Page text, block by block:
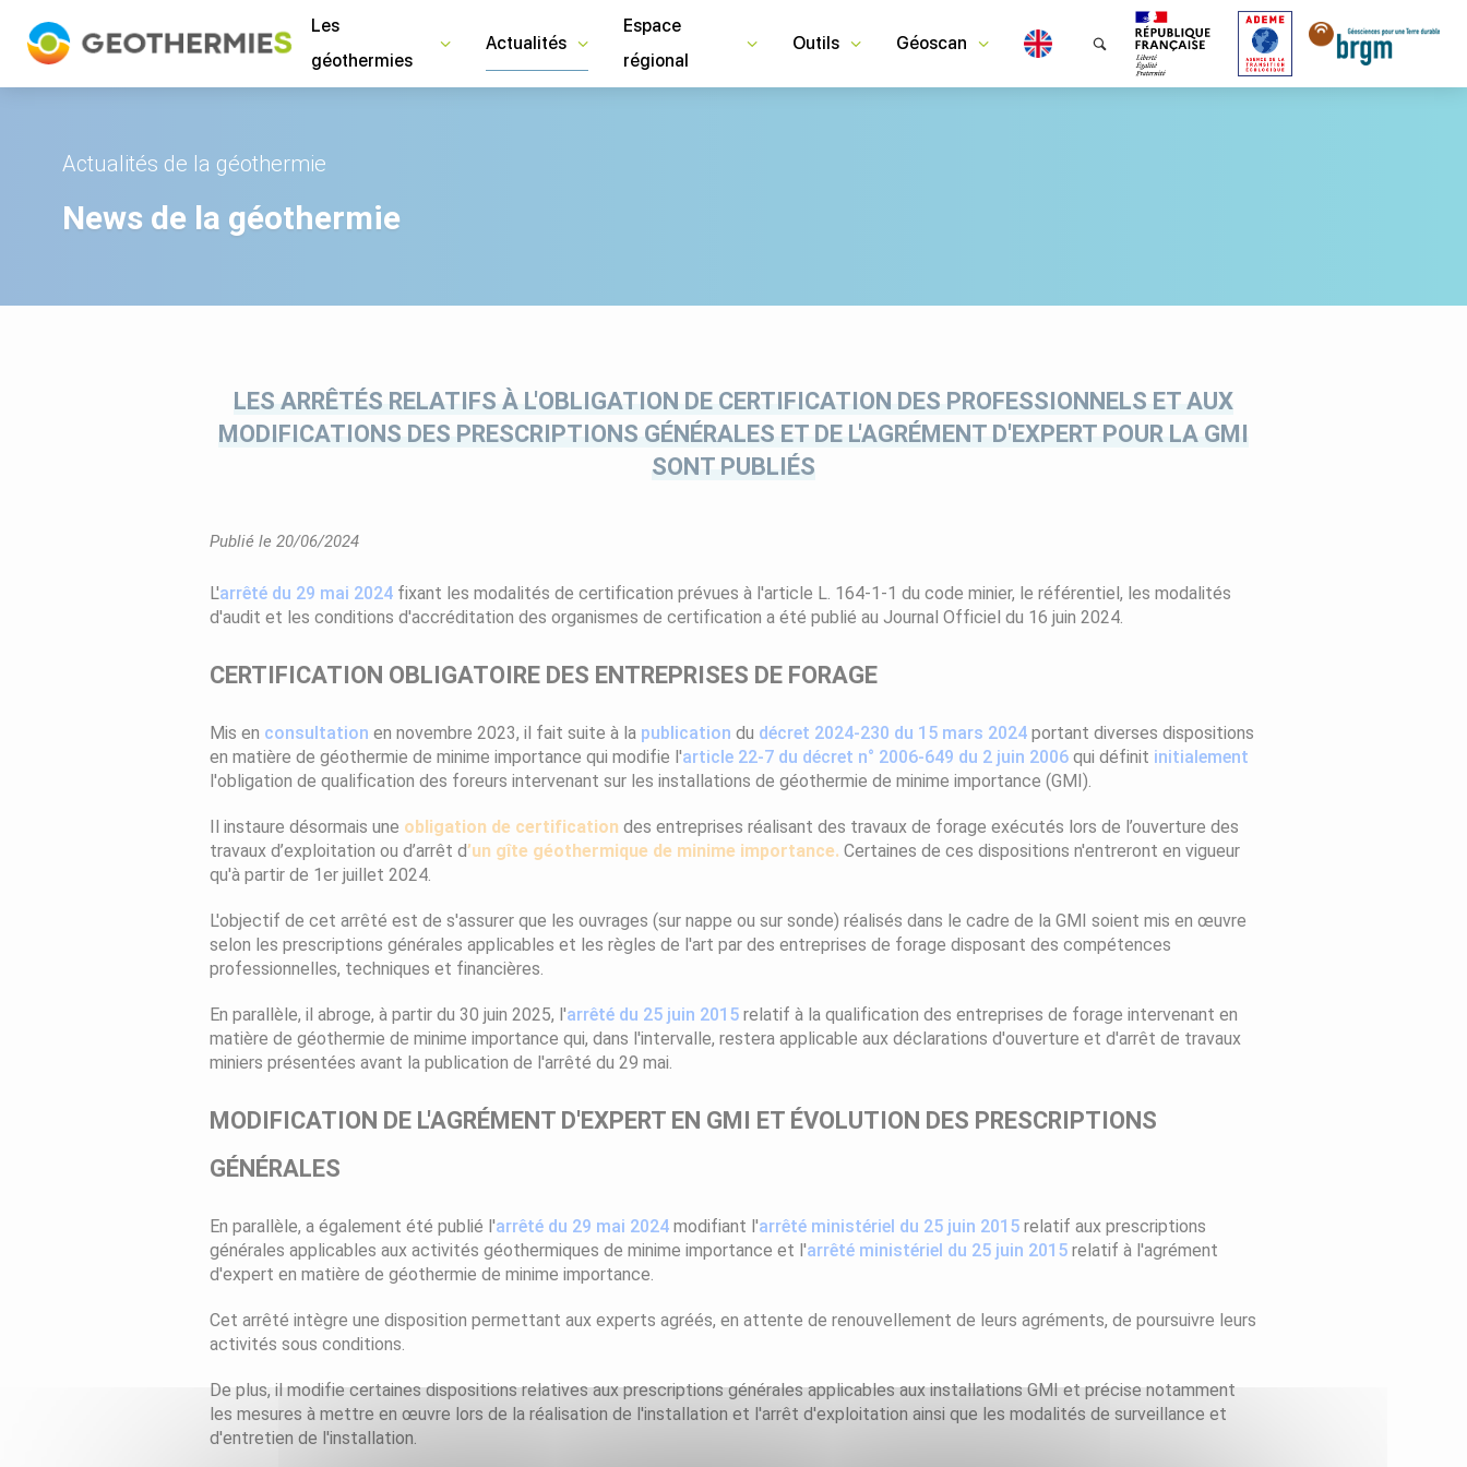
Les
géothermies
Actualités
Espace
régional
Outils Géoscan
Actualités de la géothermie
News de la géothermie
LES ARRÊTÉS RELATIFS À L'OBLIGATION DE CERTIFICATION DES PROFESSIONNELS ET AUX
MODIFICATIONS DES PRESCRIPTIONS GÉNÉRALES ET DE L'AGRÉMENT D'EXPERT POUR LA GMI
SONT PUBLIÉS
Publié le 20/06/2024
L'arrêté du 29 mai 2024 fixant les modalités de certification prévues à l'article L. 164-1-1 du code minier, le référentiel, les modalités
d'audit et les conditions d'accréditation des organismes de certification a été publié au Journal Officiel du 16 juin 2024.
CERTIFICATION OBLIGATOIRE DES ENTREPRISES DE FORAGE
Mis en consultation en novembre 2023, il fait suite à la publication du décret 2024-230 du 15 mars 2024 portant diverses dispositions
en matière de géothermie de minime importance qui modifie l'article 22-7 du décret n° 2006-649 du 2 juin 2006 qui définit initialement
l'obligation de qualification des foreurs intervenant sur les installations de géothermie de minime importance (GMI).
Il instaure désormais une obligation de certification des entreprises réalisant des travaux de forage exécutés lors de l’ouverture des
travaux d’exploitation ou d’arrêt d’un gîte géothermique de minime importance. Certaines de ces dispositions n'entreront en vigueur
qu'à partir de 1er juillet 2024.
L'objectif de cet arrêté est de s'assurer que les ouvrages (sur nappe ou sur sonde) réalisés dans le cadre de la GMI soient mis en œuvre
selon les prescriptions générales applicables et les règles de l'art par des entreprises de forage disposant des compétences
professionnelles, techniques et financières.
En parallèle, il abroge, à partir du 30 juin 2025, l'arrêté du 25 juin 2015 relatif à la qualification des entreprises de forage intervenant en
matière de géothermie de minime importance qui, dans l'intervalle, restera applicable aux déclarations d'ouverture et d'arrêt de travaux
miniers présentées avant la publication de l'arrêté du 29 mai.
MODIFICATION DE L'AGRÉMENT D'EXPERT EN GMI ET ÉVOLUTION DES PRESCRIPTIONS
GÉNÉRALES
En parallèle, a également été publié l'arrêté du 29 mai 2024 modifiant l'arrêté ministériel du 25 juin 2015 relatif aux prescriptions
générales applicables aux activités géothermiques de minime importance et l'arrêté ministériel du 25 juin 2015 relatif à l'agrément
d'expert en matière de géothermie de minime importance.
Cet arrêté intègre une disposition permettant aux experts agréés, en attente de renouvellement de leurs agréments, de poursuivre leurs
activités sous conditions.
De plus, il modifie certaines dispositions relatives aux prescriptions générales applicables aux installations GMI et précise notamment
les mesures à mettre en œuvre lors de la réalisation de l'installation et l'arrêt d'exploitation ainsi que les modalités de surveillance et
d'entretien de l'installation.